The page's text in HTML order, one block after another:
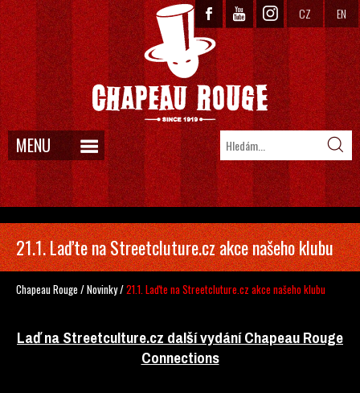
CZ EN
MENU
21.1. Laďte na Streetcluture.cz akce našeho klubu
Chapeau Rouge /Novinky/21.1. Laďte na Streetcluture.cz akce našeho klubu
Laď na Streetculture.cz další vydání Chapeau Rouge
Connections